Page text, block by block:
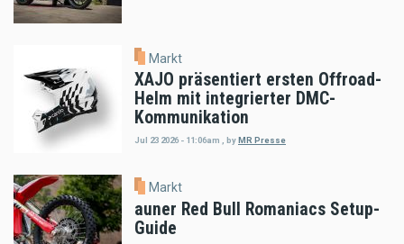
Markt
XAJO präsentiert ersten Offroad-
Helm mit integrierter DMC-
Kommunikation
Jul 23 2026 - 11:06am byMR Presse
Markt
auner Red Bull Romaniacs Setup-
Guide